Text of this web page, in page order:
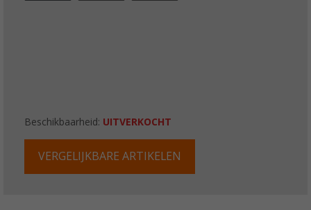
Beschikbaarheid: UITVERKOCHT
VERGELIJKBARE ARTIKELEN